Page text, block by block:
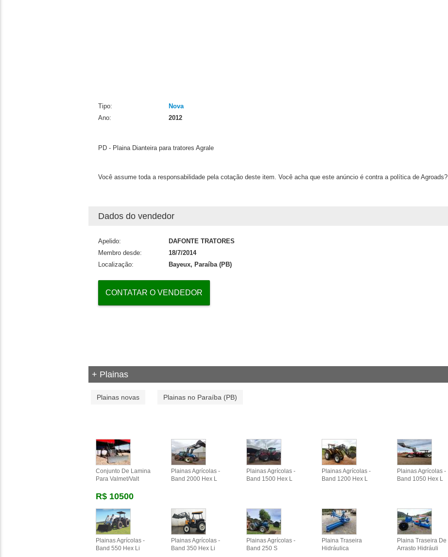
Tipo:
Nova
Ano:
2012
PD - Plaina Dianteira para tratores Agrale
Você assume toda a responsabilidade pela cotação deste item. Você acha que este anúncio é contra a política de Agroads?
Dados do vendedor
Apelido:
DAFONTE TRATORES
Membro desde:
18/7/2014
Localização:
Bayeux, Paraíba (PB)
CONTATAR O VENDEDOR
+ Plainas
Plainas novas Plainas no Paraíba (PB)
Conjunto De Lamina
Para Valmet/valt
R$ 10500
Plainas Agrícolas -
Band 2000 Hex L
Plainas Agrícolas -
Band 1500 Hex L
Plainas Agrícolas -
Band 1200 Hex L
Plainas Agrícolas -
Band 1050 Hex L
Plainas Agrícolas -
Band 550 Hex Li
Plainas Agrícolas -
Band 350 Hex Li
Plainas Agrícolas -
Band 250 S
Plaina Traseira
Hidráulica
Plaina Traseira De
Arrasto Hidráuli